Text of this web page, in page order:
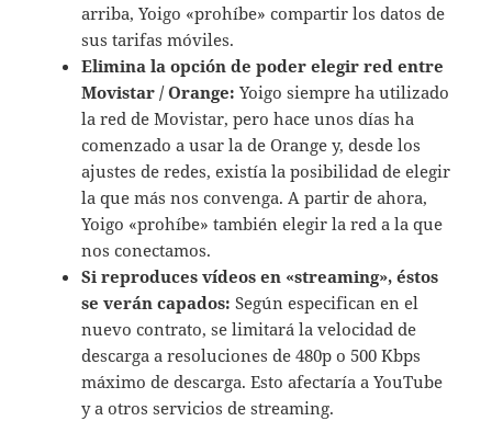
arriba, Yoigo «prohíbe» compartir los datos de
sus tarifas móviles.
Elimina la opción de poder elegir red entre
Movistar / Orange: Yoigo siempre ha utilizado
la red de Movistar, pero hace unos días ha
comenzado a usar la de Orange y, desde los
ajustes de redes, existía la posibilidad de elegir
la que más nos convenga. A partir de ahora,
Yoigo «prohíbe» también elegir la red a la que
nos conectamos.
Si reproduces vídeos en «streaming», éstos
se verán capados: Según especifican en el
nuevo contrato, se limitará la velocidad de
descarga a resoluciones de 480p o 500 Kbps
máximo de descarga. Esto afectaría a YouTube
y a otros servicios de streaming.